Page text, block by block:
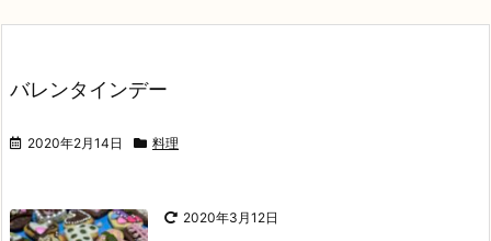
バレンタインデー
2020年2月14日 料理
2020年3月12日